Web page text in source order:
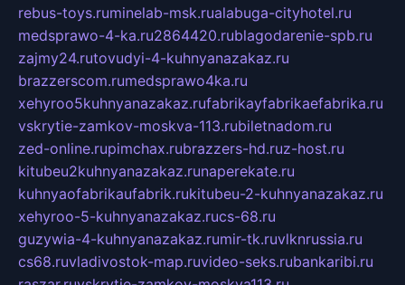
rebus-toys.ruminelab-msk.rualabuga-cityhotel.ru
medsprawo-4-ka.ru2864420.rublagodarenie-spb.ru
zajmy24.rutovudyi-4-kuhnyanazakaz.ru
brazzerscom.rumedsprawo4ka.ru
xehyroo5kuhnyanazakaz.rufabrikayfabrikaefabrika.ru
vskrytie-zamkov-moskva-113.rubiletnadom.ru
zed-online.rupimchax.rubrazzers-hd.ruz-host.ru
kitubeu2kuhnyanazakaz.runaperekate.ru
kuhnyaofabrikaufabrik.rukitubeu-2-kuhnyanazakaz.ru
xehyroo-5-kuhnyanazakaz.rucs-68.ru
guzywia-4-kuhnyanazakaz.rumir-tk.ruvlknrussia.ru
cs68.ruvladivostok-map.ruvideo-seks.rubankaribi.ru